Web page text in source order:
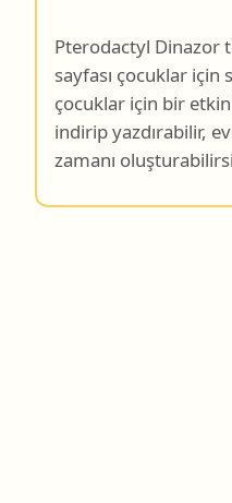
Pterodactyl Dinazor
sayfası çocuklar için
çocuklar için bir
indirip yazdırabilir,
zamanı